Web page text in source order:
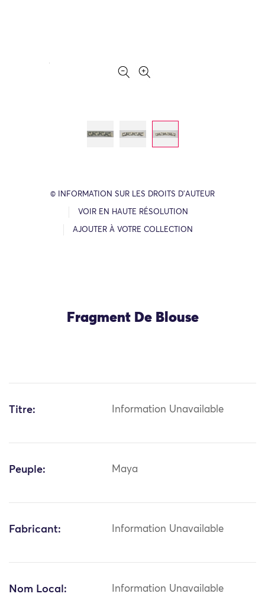
© INFORMATION SUR LES DROITS D’AUTEUR
VOIR EN HAUTE RÉSOLUTION
AJOUTER À VOTRE COLLECTION
Fragment De Blouse
Titre: Information Unavailable
Peuple: Maya
Fabricant: Information Unavailable
Nom Local: Information Unavailable